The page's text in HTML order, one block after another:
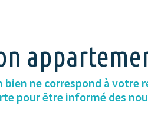
bien ne correspond à votre
pour être informé des